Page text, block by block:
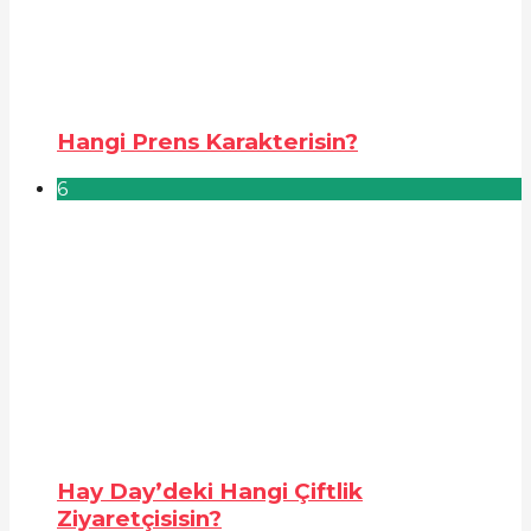
Hangi Prens Karakterisin?
6
Hay Day’deki Hangi Çiftlik
Ziyaretçisisin?